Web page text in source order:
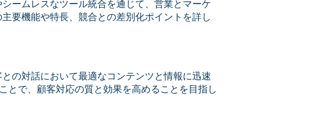
ームレスなツール統合を通じて、営業とマーケ
要機能や特長、競合との差別化ポイントを詳し
の対話において最適なコンテンツと情報に迅速
とで、顧客対応の質と効果を高めることを目指し